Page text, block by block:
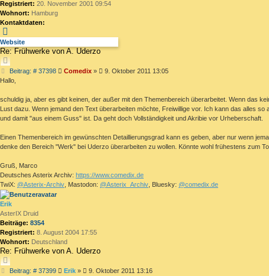
Registriert: 20. November 2001 09:54
Wohnort: Hamburg
Kontaktdaten:
von
Comedix
Website
Re: Frühwerke von A. Uderzo
Beitrag: # 37398Beitrag
Comedix»
9. Oktober 2011 13:05
Hallo,
schuldig ja, aber es gibt keinen, der außer mit den Themenbereich überarbeitet. Wenn das
Lust dazu. Wenn jemand den Text überarbeiten möchte, Freiwillige vor. Ich kann das alles
und damit "aus einem Guss" ist. Da geht doch Vollständigkeit und Akribie vor Urheberschaft.
Einen Themenbereich im gewünschten Detaillierungsgrad kann es geben, aber nur wenn
denke den Bereich "Werk" bei Uderzo überarbeiten zu wollen. Könnte wohl frühestens zum
Gruß, Marco
Deutsches Asterix Archiv: https://www.comedix.de
TwiX: @Asterix-Archiv , Mastodon: @Asterix_Archiv , Bluesky: @comedix.de
Erik
AsterIX Druid
Beiträge: 8354
Registriert: 8. August 2004 17:55
Wohnort: Deutschland
Re: Frühwerke von A. Uderzo
Beitrag: # 37399Beitrag
Erik»
9. Oktober 2011 13:16